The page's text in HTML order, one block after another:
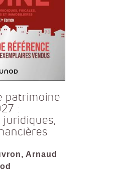
patrimoine
:
Arnaud